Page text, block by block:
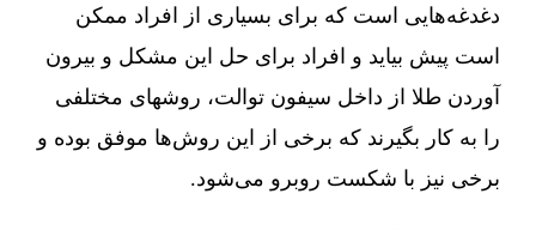
دغدغه‌هایی است که برای بسیاری از افراد ممکن
است پیش بیاید و افراد برای حل این مشکل و بیرون
آوردن طلا از داخل سیفون توالت، روشهای مختلفی
را به کار بگیرند که برخی از این روش‌ها موفق بوده و
برخی نیز با شکست روبرو می‌شود.